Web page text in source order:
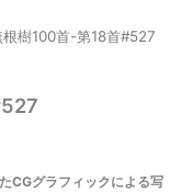
樹100首-第18首#527
CGグラフィックによる写